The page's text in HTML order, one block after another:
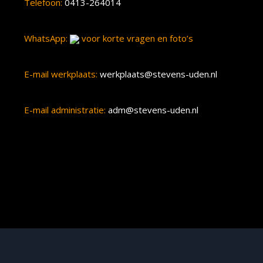
WhatsApp: voor korte vragen en foto’s
E-mail werkplaats: werkplaats@stevens-uden.nl
E-mail administratie: adm@stevens-uden.nl